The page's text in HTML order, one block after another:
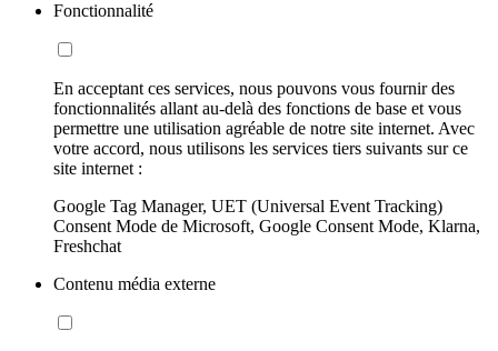
Fonctionnalité
En acceptant ces services, nous pouvons vous fournir des
fonctionnalités allant au-delà des fonctions de base et vous
permettre une utilisation agréable de notre site internet. Avec
votre accord, nous utilisons les services tiers suivants sur ce
site internet :
Google Tag Manager, UET (Universal Event Tracking)
Consent Mode de Microsoft, Google Consent Mode, Klarna,
Freshchat
Contenu média externe